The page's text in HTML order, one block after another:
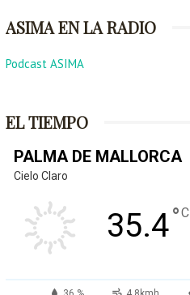
ASIMA EN LA RADIO
Podcast ASIMA
EL TIEMPO
PALMA DE MALLORCA
Cielo Claro
35.4°C